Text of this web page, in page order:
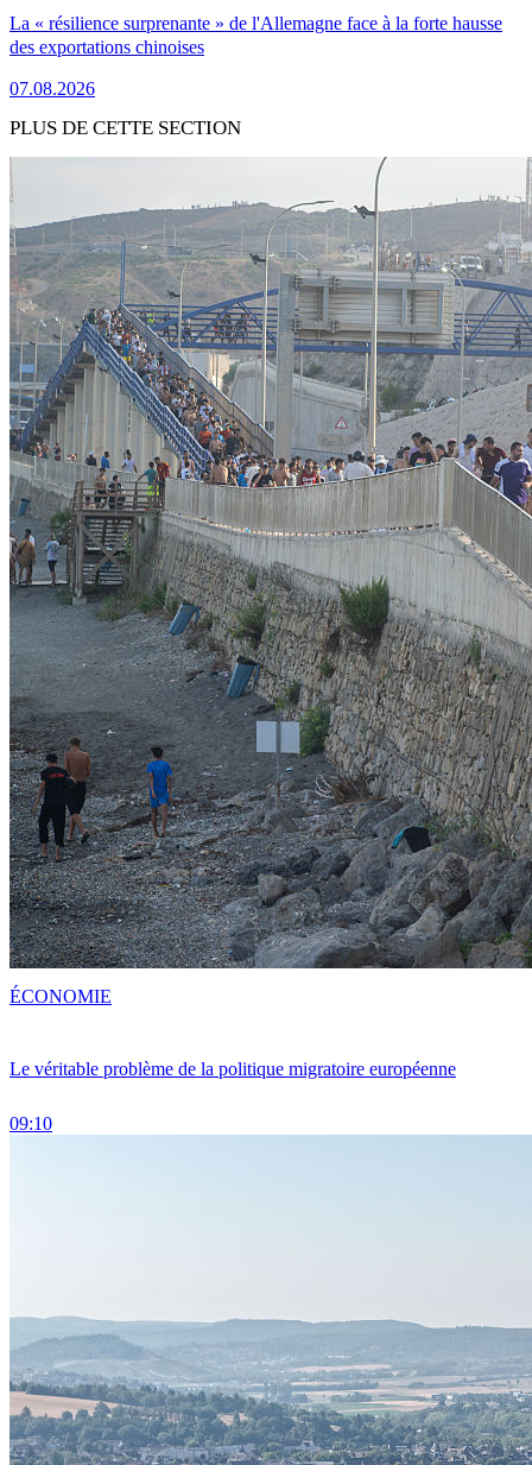
La « résilience surprenante » de l'Allemagne face à la forte hausse
des exportations chinoises
07.08.2026
PLUS DE CETTE SECTION
Le véritable problème de la politique migratoire européenne
09:10
ÉCONOMIE